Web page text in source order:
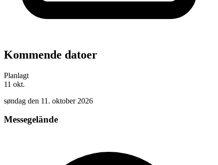
Kommende datoer
Planlagt
11 okt.
søndag den 11. oktober 2026
Messegelände